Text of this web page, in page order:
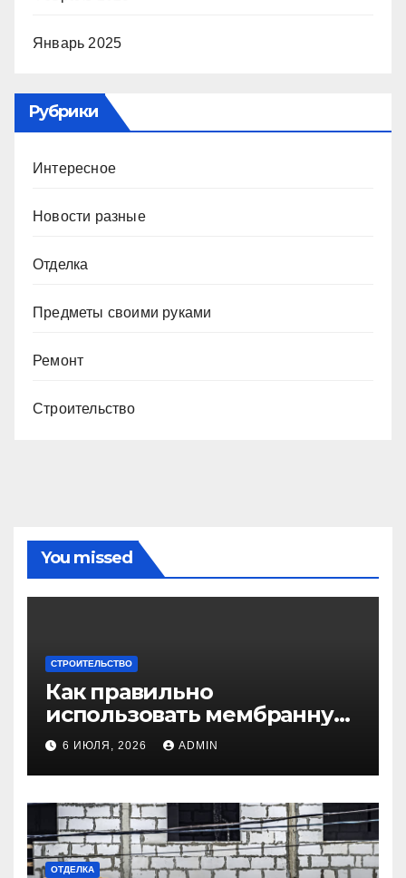
Январь 2025
Рубрики
Интересное
Новости разные
Отделка
Предметы своими руками
Ремонт
Строительство
You missed
СТРОИТЕЛЬСТВО
Как правильно
использовать мембранную
плёнку для
гидроизоляции крыши
дома
6 ИЮЛЯ, 2026 ADMIN
ОТДЕЛКА